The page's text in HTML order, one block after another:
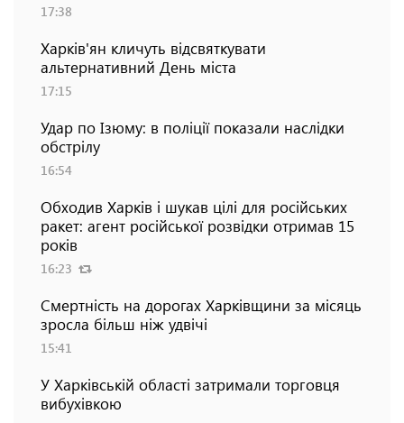
17:38
Харків'ян кличуть відсвяткувати
альтернативний День міста
17:15
Удар по Ізюму: в поліції показали наслідки
обстрілу
16:54
Обходив Харків і шукав цілі для російських
ракет: агент російської розвідки отримав 15
років
16:23
Смертність на дорогах Харківщини за місяць
зросла більш ніж удвічі
15:41
У Харківській області затримали торговця
вибухівкою